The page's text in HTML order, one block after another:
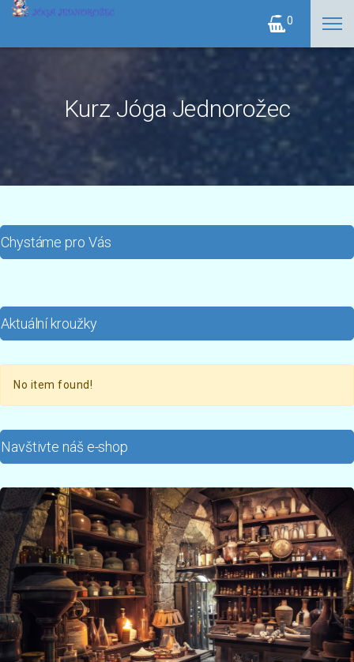
0
Kurz Jóga Jednorožec
Chystáme pro Vás
Aktuální kroužky
No item found!
Navštivte náš e-shop